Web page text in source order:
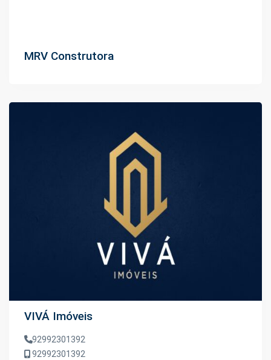
MRV Construtora
VIVÁ Imóveis
92992301392
92992301392